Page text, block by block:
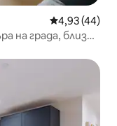
Средна
4,93 (44)
на града, близо